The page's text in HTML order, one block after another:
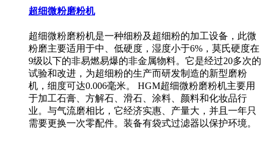
超细微粉磨粉机
超细微粉磨粉机是一种细粉及超细粉的加工设备，此微
粉磨主要适用于中、低硬度，湿度小于6%，莫氏硬度在
9级以下的非易燃易爆的非金属物料。它是经过20多次的
试验和改进，为超细粉的生产而研发制造的新型磨粉
机，细度可达0.006毫米。 HGM超细微粉磨粉机主要用
于加工石膏、方解石、滑石、涂料、颜料和化妆品行
业。与气流磨相比，它经济实惠、产量大，并且一年只
需要更换一次零配件。装备有袋式过滤器以保护环境。